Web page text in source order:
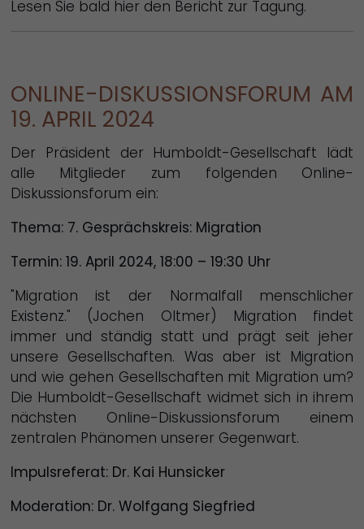
Lesen Sie bald hier den Bericht zur Tagung.
ONLINE-DISKUSSIONSFORUM AM
19. APRIL 2024
Der Präsident der Humboldt-Gesellschaft lädt
alle Mitglieder zum folgenden Online-
Diskussionsforum ein:
Thema: 7. Gesprächskreis: Migration
Termin: 19. April 2024, 18:00 – 19:30 Uhr
"Migration ist der Normalfall menschlicher
Existenz." (Jochen Oltmer) Migration findet
immer und ständig statt und prägt seit jeher
unsere Gesellschaften. Was aber ist Migration
und wie gehen Gesellschaften mit Migration um?
Die Humboldt-Gesellschaft widmet sich in ihrem
nächsten Online-Diskussionsforum einem
zentralen Phänomen unserer Gegenwart.
Impulsreferat: Dr. Kai Hunsicker
Moderation: Dr. Wolfgang Siegfried